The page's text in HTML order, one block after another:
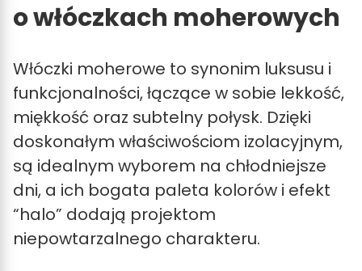
o włóczkach moherowych
Włóczki moherowe to synonim luksusu i
funkcjonalności, łączące w sobie lekkość,
miękkość oraz subtelny połysk. Dzięki
doskonałym właściwościom izolacyjnym,
są idealnym wyborem na chłodniejsze
dni, a ich bogata paleta kolorów i efekt
“halo” dodają projektom
niepowtarzalnego charakteru.